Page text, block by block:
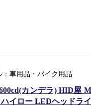
車用品・バイク用品
カンデラ) HID屋
イロー LEDヘッドラ